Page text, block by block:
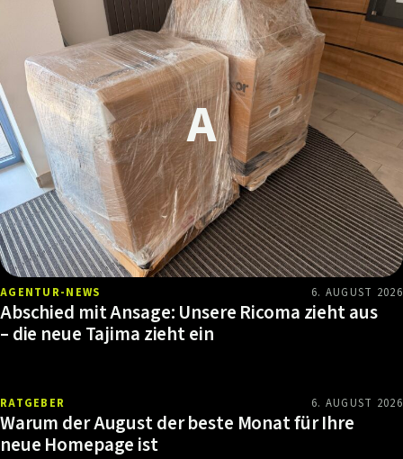
AGENTUR-NEWS 6. AUGUST 2026
Abschied mit Ansage: Unsere Ricoma zieht aus
– die neue Tajima zieht ein
RATGEBER 6. AUGUST 2026
Warum der August der beste Monat für Ihre
neue Homepage ist